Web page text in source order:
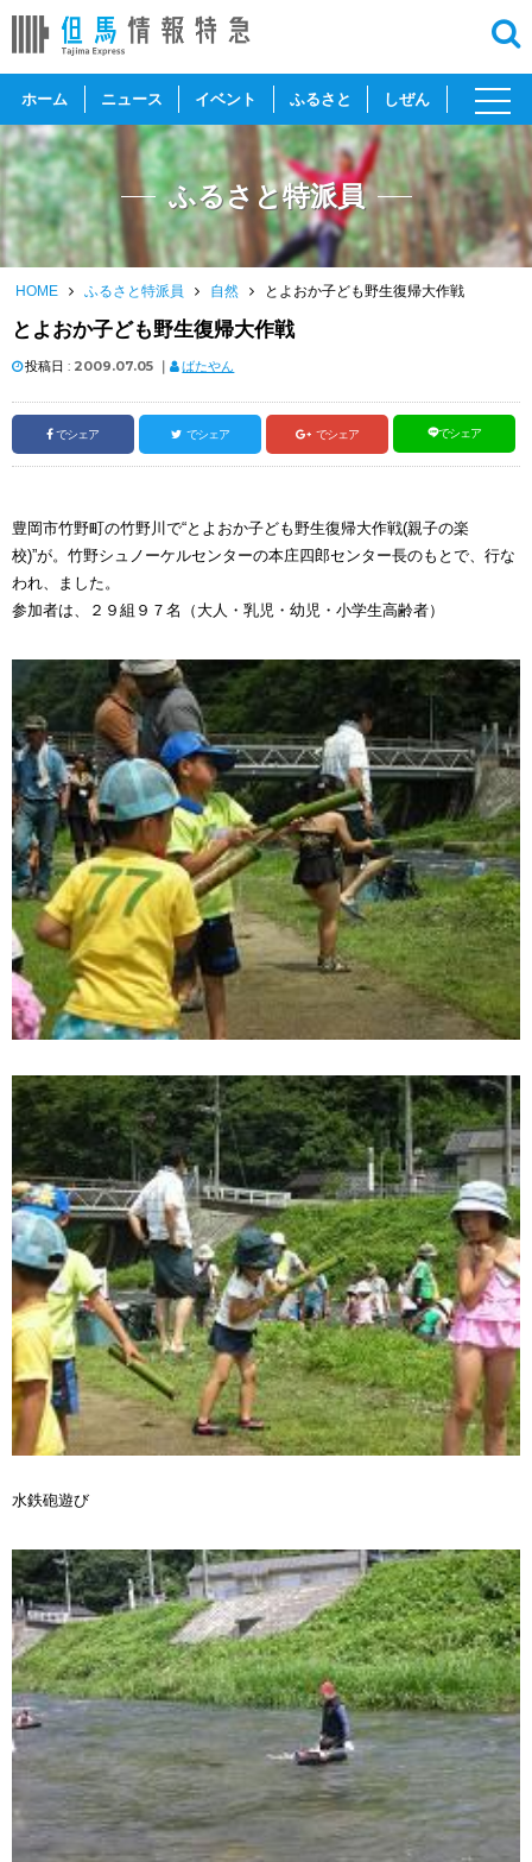
ホーム ニュース イベント ふるさと しぜん
toggle
ふるさと特派員
HOME ふるさと特派員 自然 とよおか子ども野生復帰大作戦
とよおか子ども野生復帰大作戦
投稿日 : 2009.07.05 ｜ ばたやん
でシェア でシェア でシェア でシェア
豊岡市竹野町の竹野川で“とよおか子ども野生復帰大作戦(親子の楽
校)”が。竹野シュノーケルセンターの本庄四郎センター長のもとで、行な
われ、ました。
参加者は、２９組９７名（大人・乳児・幼児・小学生高齢者）
水鉄砲遊び